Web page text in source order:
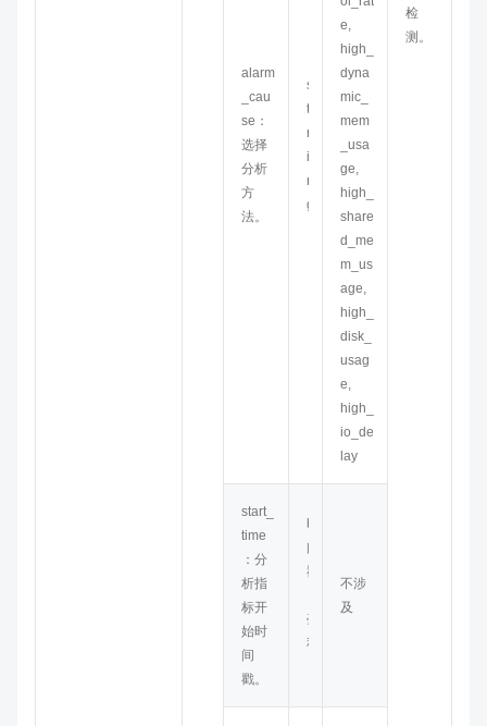
检
测。
alarm
_cau
se：
选择
分析
方
法。
s
t
r
i
n
g
e,
high_
dyna
mic_
mem
_usa
ge,
high_
share
d_me
m_us
age,
high_
disk_
usag
e,
high_
io_de
lay
start_
time
：分
析指
标开
始时
间
戳。
时
间
戳
毫
秒
不涉
及